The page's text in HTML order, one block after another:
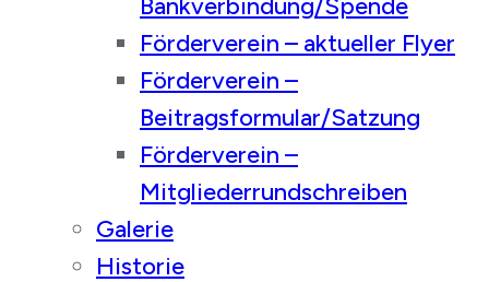
Bankverbindung/Spende
Förderverein – aktueller Flyer
Förderverein –
Beitragsformular/Satzung
Förderverein –
Mitgliederrundschreiben
Galerie
Historie